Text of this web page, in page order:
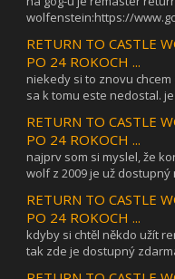
wolfenstein:https://
RETURN TO CASTLE
PO 24 ROKOCH ...
niekedy si to znovu
sa k tomu este nedostal. je
RETURN TO CASTLE
PO 24 ROKOCH ...
najprv som si myslel, že
wolf z 2009 je už dostupný
RETURN TO CASTLE
PO 24 ROKOCH ...
kdyby si chtěl někdo užít
tak zde je dostupný